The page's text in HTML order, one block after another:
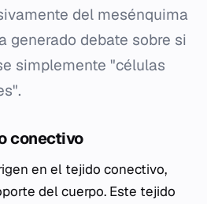
del mesénquima
generado debate sobre si
simplemente "células
conectivo
en el tejido conectivo,
del cuerpo. Este tejido